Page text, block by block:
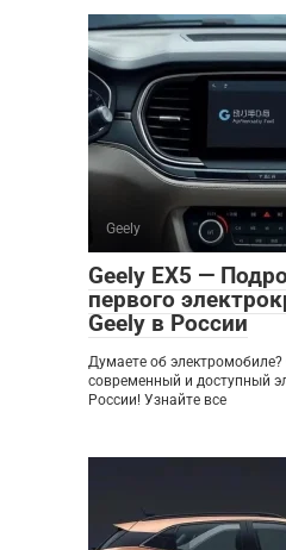
Geely
Geely EX5 —
первого
Geely в России
Думаете об электромобиле?
современный и доступный
России! Узнайте все